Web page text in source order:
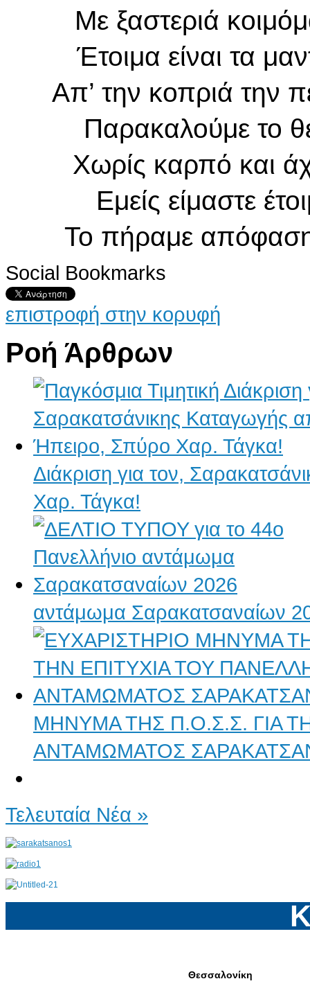
Με ξαστεριά
Έτοιμα είναι τα
Απ’ την κοπριά την
Παρακαλούμε το
Χωρίς καρπό και
Εμείς είμαστε
Το πήραμε
Social Bookmarks
επιστροφή στην κορυφή
Ροή Άρθρων
Διάκριση για τον,
Χαρ. Τάγκα!
αντάμωμα Σαρακατσαναίων
ΜΗΝΥΜΑ ΤΗΣ Π.Ο.Σ.Σ. ΓΙΑ
ΑΝΤΑΜΩΜΑΤΟΣ
Τελευταία Νέα »